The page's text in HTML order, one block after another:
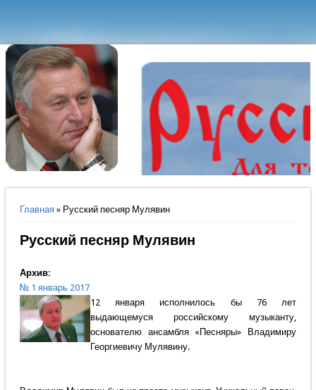
Вы здесь
Главная» Русский песняр Мулявин
Русский песняр Мулявин
Архив:
№ 1 январь 2017
12 января исполнилось бы 76 лет
выдающемуся российскому музыканту,
основателю ансамбля «Песняры» Владимиру
Георгиевичу Мулявину.